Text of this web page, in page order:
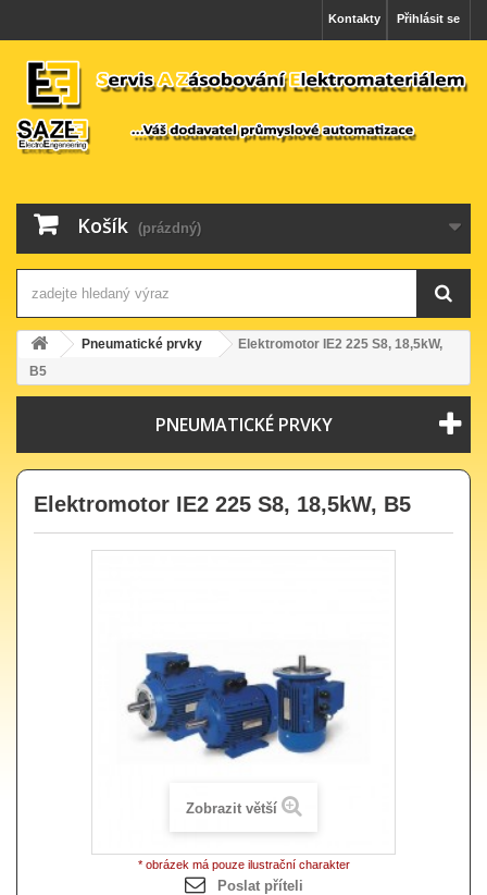
Přihlásit se
Kontakty
Košík (prázdný)
Pneumatické prvky
Elektromotor IE2 225 S8, 18,5kW,
B5
PNEUMATICKÉ PRVKY
Elektromotor IE2 225 S8, 18,5kW, B5
Zobrazit větší
* obrázek má pouze ilustrační charakter
Poslat příteli